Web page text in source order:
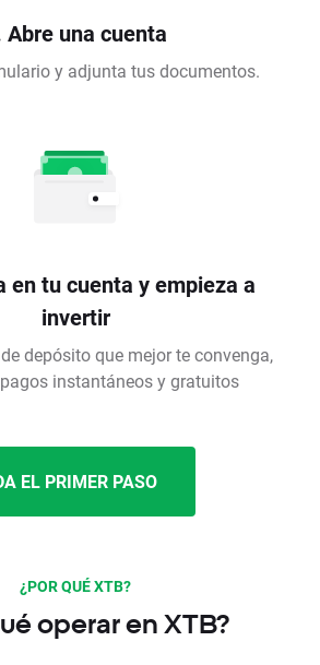
Abre una cuenta
y adjunta tus documentos.
en tu cuenta y empieza a
invertir
depósito que mejor te convenga,
instantáneos y gratuitos
EL PRIMER PASO
¿POR QUÉ XTB?
operar en XTB?